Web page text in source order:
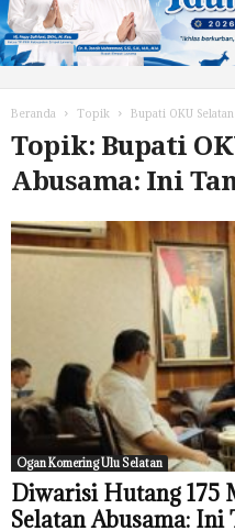
Beranda Topik Bupati OKU
Topik: Bupati
Abusama: Ini
Ogan Komering Ulu Selatan
Diwarisi Hutang 175
Selatan Abusama: Ini